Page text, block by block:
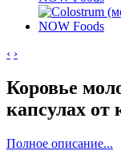
‹ ›
Коровье
капсулах от
Полное описание...